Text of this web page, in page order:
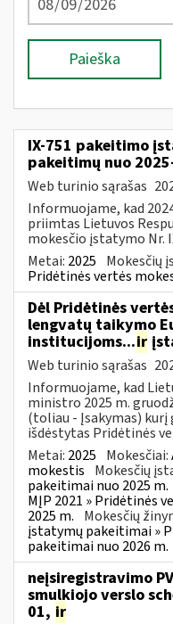
Paieška
IX-751 pakeitimo
pakeitimų nuo
Web turinio sąrašas
Informuojame, kad
priimtas Lietuvos
mokesčio įstatymo Nr.
Metai: 2025 Mokesčių
Pridėtinės vertės
Dėl Pridėtinės
lengvatų taikymo
institucijoms...ir
Web turinio sąrašas
Informuojame, kad
ministro 2025 m.
(toliau - Įsakymas) kurį
išdėstytas Pridėtinės
Metai: 2025 Mokesčiai:
mokestis Mokesčių
pakeitimai nuo 2025 m.
MĮP 2021 » Pridėtinės
2025 m. Mokesčių
įstatymų pakeitimai »
pakeitimai nuo 2026 m.
neįsiregistravimo
smulkiojo verslo
01, ir